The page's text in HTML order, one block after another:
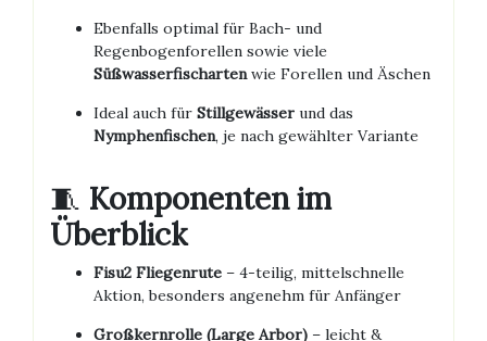
Ebenfalls optimal für Bach- und
Regenbogenforellen sowie viele
Süßwasserfischartenwie Forellen und Äschen
Ideal auch für Stillgewässer und das
Nymphenfischen, je nach gewählter Variante
🧵 Komponenten im
Überblick
Fisu2 Fliegenrute – 4-teilig, mittelschnelle
Aktion, besonders angenehm für Anfänger
Großkernrolle (Large Arbor) – leicht &